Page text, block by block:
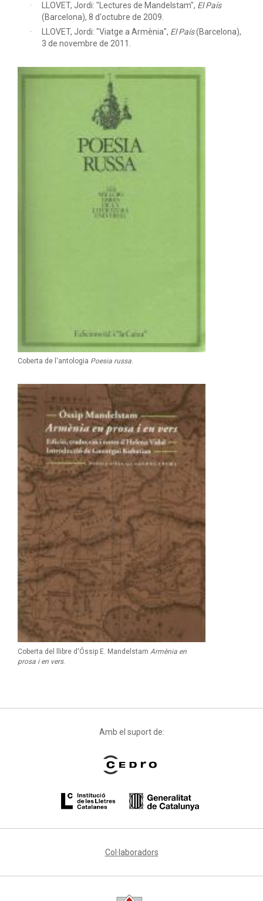
Coberta de l'antologia Poesia russa.
Coberta del llibre d'Óssip E. Mandelstam Armènia en
prosa i en vers.
LLOVET, Jordi: "Lectures de Mandelstam", El País
(Barcelona), 8 d'octubre de 2009.
LLOVET, Jordi: "Viatge a Armènia", El País(Barcelona),
3 de novembre de 2011.
Amb el suport de:
Col·laboradors